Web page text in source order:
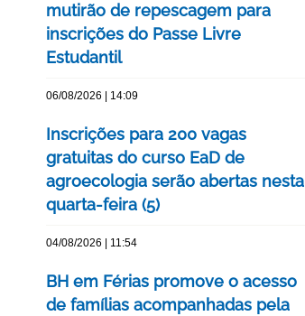
mutirão de repescagem para
inscrições do Passe Livre
Estudantil
06/08/2026 | 14:09
Inscrições para 200 vagas
gratuitas do curso EaD de
agroecologia serão abertas nesta
quarta-feira (5)
04/08/2026 | 11:54
BH em Férias promove o acesso
de famílias acompanhadas pela